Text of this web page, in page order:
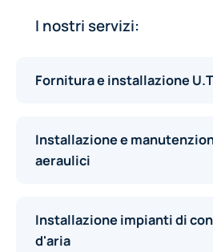
I nostri servizi:
Fornitura e installazione
Installazione e
aeraulici
Installazione impianti di
d'aria